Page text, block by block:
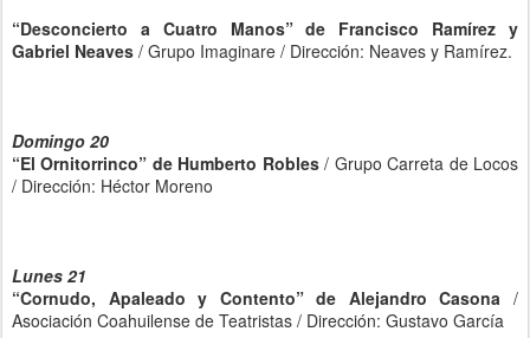
“Desconcierto a Cuatro Manos” de Francisco Ramírez y
Gabriel Neaves / Grupo Imaginare / Dirección: Neaves y Ramírez.
Domingo 20
“El Ornitorrinco” de Humberto Robles/ Grupo Carreta de Locos
/ Dirección: Héctor Moreno
Lunes 21
“Cornudo, Apaleado y Contento” de Alejandro Casona /
Asociación Coahuilense de Teatristas / Dirección: Gustavo García